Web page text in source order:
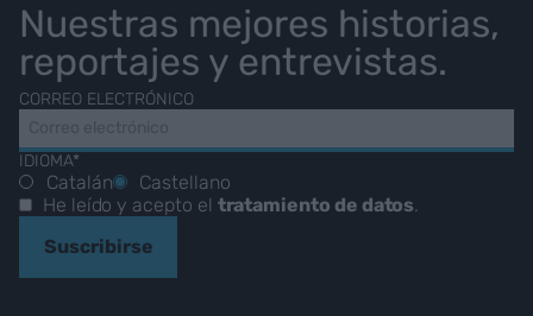
Nuestras mejores historias,
reportajes y entrevistas.
CORREO ELECTRÓNICO
IDIOMA*
Catalán
Castellano
He leído y acepto el tratamiento de datos.
Suscribirse